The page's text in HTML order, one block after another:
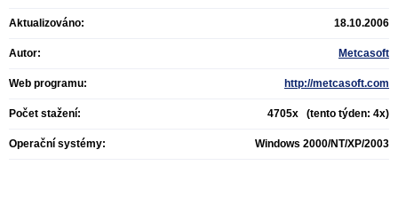
Aktualizováno: 18.10.2006
Autor: Metcasoft
Web programu: http://metcasoft.com
Počet stažení: 4705x (tento týden: 4x)
Operační systémy: Windows 2000/NT/XP/2003